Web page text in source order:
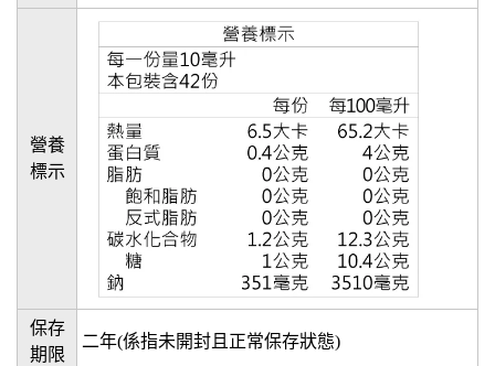
營養
標示
保存
期限
二年(係指未開封且正常保存狀態)